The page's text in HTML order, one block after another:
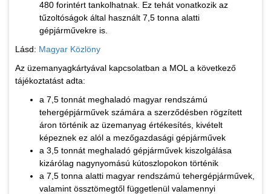
480 forintért tankolhatnak. Ez tehát vonatkozik az
tűzoltóságok által használt 7,5 tonna alatti
gépjárművekre is.
Lásd: Magyar Közlöny
Az üzemanyagkártyával kapcsolatban a MOL a következő
tájékoztatást adta:
a 7,5 tonnát meghaladó magyar rendszámú
tehergépjárművek számára a szerződésben rögzített
áron történik az üzemanyag értékesítés, kivételt
képeznek ez alól a mezőgazdasági gépjárművek
a 3,5 tonnát meghaladó gépjárművek kiszolgálása
kizárólag nagynyomású kútoszlopokon történik
a 7,5 tonna alatti magyar rendszámú tehergépjárművek,
valamint össztömegtől függetlenül valamennyi